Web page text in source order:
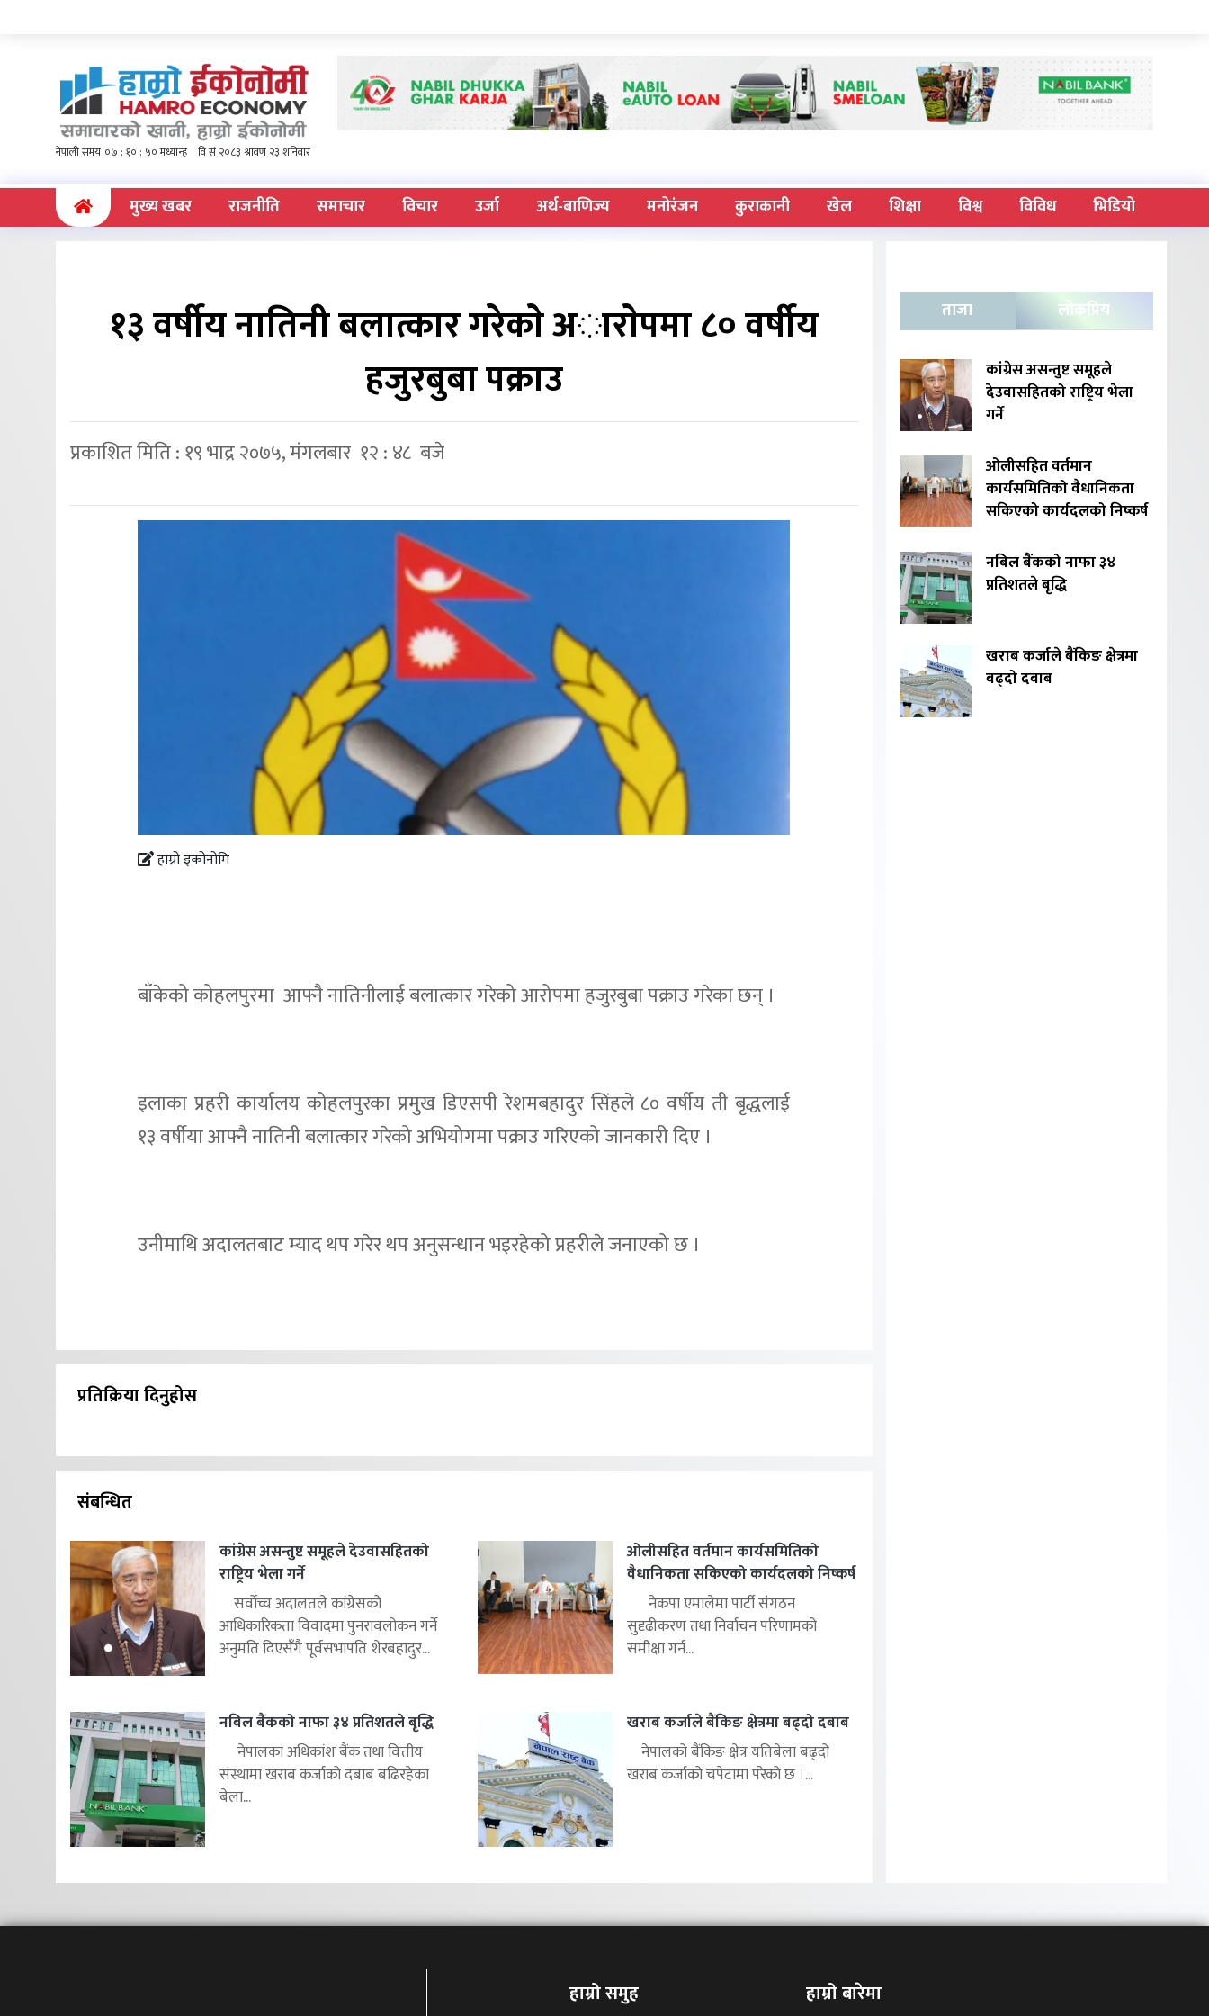
(current)मुख्य खबर राजनीति समाचार विचार उर्जा अर्थ-बाणिज्य मनोरंजन कुराकानी खेल शिक्षा विश्व विविध भिडियो
१३ वर्षीय नातिनी बलात्कार गरेकाे अाराेपमा ८० वर्षीय
हजुरबुबा पक्राउ
प्रकाशित मिति : १९ भाद्र २०७५, मंगलबार १२ : ४८ बजे
हाम्रो इकोनोमि
बाँकेको कोहलपुरमा आफ्नै नातिनीलाई बलात्कार गरेको आरोपमा हजुरबुबा पक्राउ गरेका छन् ।
इलाका प्रहरी कार्यालय कोहलपुरका प्रमुख डिएसपी रेशमबहादुर सिंहले ८० वर्षीय ती बृद्धलाई
१३ वर्षीया आफ्नै नातिनी बलात्कार गरेको अभियोगमा पक्राउ गरिएको जानकारी दिए ।
उनीमाथि अदालतबाट म्याद थप गरेर थप अनुसन्धान भइरहेको प्रहरीले जनाएको छ ।
प्रतिक्रिया दिनुहोस
संबन्धित
कांग्रेस असन्तुष्ट समूहले देउवासहितको
राष्ट्रिय भेला गर्ने
सर्वोच्च अदालतले कांग्रेसको
आधिकारिकता विवादमा पुनरावलोकन गर्ने
अनुमति दिएसँगै पूर्वसभापति शेरबहादुर...
ओलीसहित वर्तमान कार्यसमितिको
वैधानिकता सकिएको कार्यदलको निष्कर्ष
नेकपा एमालेमा पार्टी संगठन
सुदृढीकरण तथा निर्वाचन परिणामको
समीक्षा गर्न...
नबिल बैंकको नाफा ३४ प्रतिशतले बृद्धि
नेपालका अधिकांश बैंक तथा वित्तीय
संस्थामा खराब कर्जाको दबाब बढिरहेका
बेला...
खराब कर्जाले बैंकिङ क्षेत्रमा बढ्दो दबाब
नेपालको बैंकिङ क्षेत्र यतिबेला बढ्दो
खराब कर्जाको चपेटामा परेको छ ।...
ताजा लोकप्रिय
कांग्रेस असन्तुष्ट समूहले
देउवासहितको राष्ट्रिय भेला
गर्ने
ओलीसहित वर्तमान
कार्यसमितिको वैधानिकता
सकिएको कार्यदलको निष्कर्ष
नबिल बैंकको नाफा ३४
प्रतिशतले बृद्धि
खराब कर्जाले बैंकिङ क्षेत्रमा
बढ्दो दबाब
हाम्रो समुह हाम्रो बारेमा